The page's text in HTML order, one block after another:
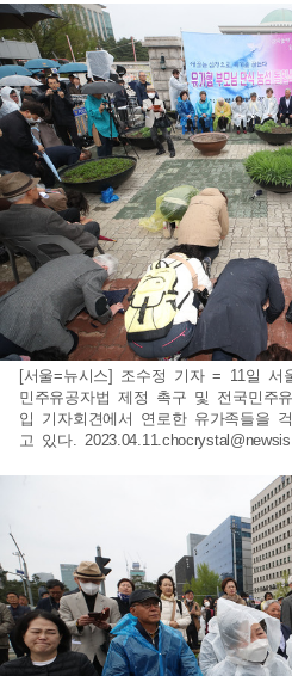
[서울=뉴시스] 조수정 기자 = 11일 서
민주유공자법 제정 촉구 및 전국민주
입 기자회견에서 연로한 유가족들을
고 있다.